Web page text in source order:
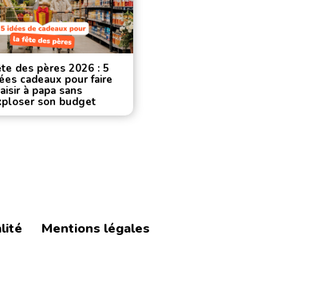
des pères 2026 : 5
cadeaux pour faire
à papa sans
son budget
Mentions légales